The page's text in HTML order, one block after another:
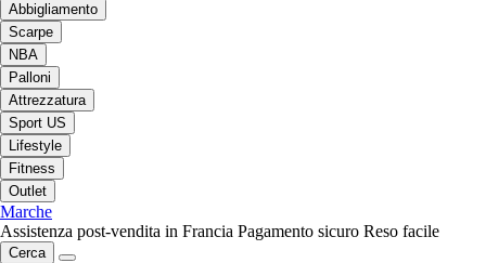
Abbigliamento
Scarpe
NBA
Palloni
Attrezzatura
Sport US
Lifestyle
Fitness
Outlet
Marche
Assistenza post-vendita in Francia Pagamento sicuro Reso facile
Cerca